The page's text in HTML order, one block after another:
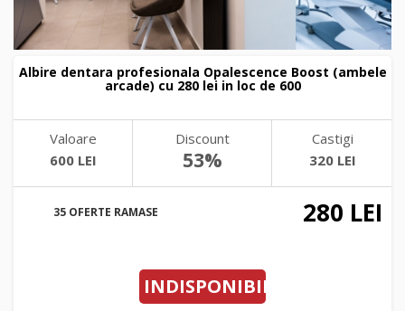
Albire dentara profesionala Opalescence Boost (ambele
arcade) cu 280 lei in loc de 600
Valoare Discount
Castigi
600 LEI
53% 320 LEI
35 OFERTE RAMASE 280 LEI
INDISPONIBIL